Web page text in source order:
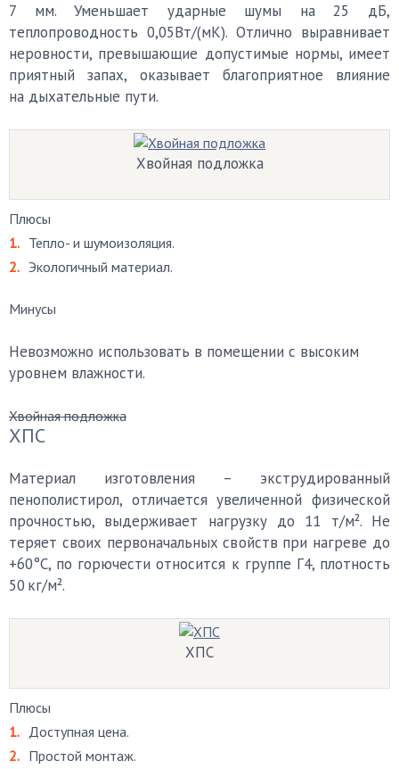
7 мм. Уменьшает ударные шумы на 25 дБ,
теплопроводность 0,05Вт/(мК). Отлично выравнивает
неровности, превышающие допустимые нормы, имеет
приятный запах, оказывает благоприятное влияние
на дыхательные пути.
Хвойная подложка
Плюсы
Тепло- и шумоизоляция.
Экологичный материал.
Минусы
Невозможно использовать в помещении с высоким
уровнем влажности.
Хвойная подложка
ХПС
Материал изготовления – экструдированный
пенополистирол, отличается увеличенной физической
прочностью, выдерживает нагрузку до 11 т/м². Не
теряет своих первоначальных свойств при нагреве до
+60°С, по горючести относится к группе Г4, плотность
50 кг/м².
ХПС
Плюсы
Доступная цена.
Простой монтаж.